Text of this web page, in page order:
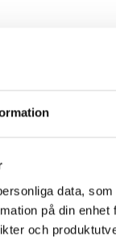
data,
på din
och